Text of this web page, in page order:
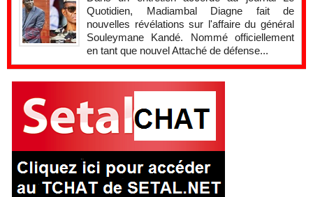
Quotidien, Madiambal Diagne fait de
nouvelles révélations sur l'affaire du général
Souleymane Kandé. Nommé officiellement
en tant que nouvel Attaché de défense...